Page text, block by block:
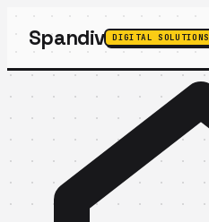
Spandiv DIGITAL SOLUTIONS
SPANDIV ASSISTANT